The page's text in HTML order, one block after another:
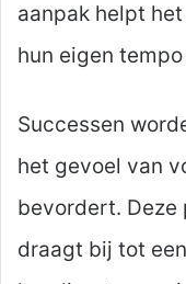
aanpak helpt
hun eigen
Successen
het gevoel van
bevordert.
draagt bij tot